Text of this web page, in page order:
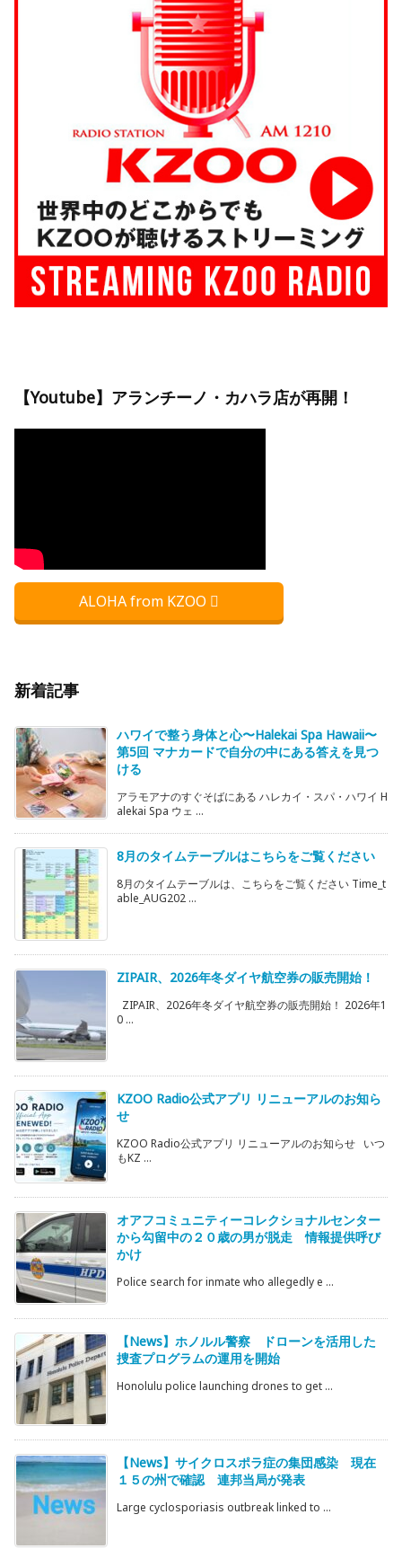
【Youtube】アランチーノ・カハラ店が再開！
ALOHA from KZOO
新着記事
ハワイで整う身体と心〜Halekai Spa Hawaii〜
第5回 マナカードで自分の中にある答えを見つ
ける
アラモアナのすぐそばにある ハレカイ・スパ・ハワイ H
alekai Spa ウェ ...
8月のタイムテーブルはこちらをご覧ください
8月のタイムテーブルは、こちらをご覧ください Time_t
able_AUG202 ...
ZIPAIR、2026年冬ダイヤ航空券の販売開始！
ZIPAIR、2026年冬ダイヤ航空券の販売開始！ 2026年1
0 ...
KZOO Radio公式アプリ リニューアルのお知ら
せ
KZOO Radio公式アプリ リニューアルのお知らせ いつ
もKZ ...
オアフコミュニティーコレクショナルセンター
から勾留中の２０歳の男が脱走 情報提供呼び
かけ
Police search for inmate who allegedly e ...
【News】ホノルル警察 ドローンを活用した
捜査プログラムの運用を開始
Honolulu police launching drones to get ...
【News】サイクロスポラ症の集団感染 現在
１５の州で確認 連邦当局が発表
Large cyclosporiasis outbreak linked to ...